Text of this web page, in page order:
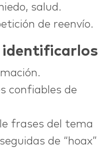
salud.
de reenvío.
identificarlos
confiables de
frases del tema
de “hoax”